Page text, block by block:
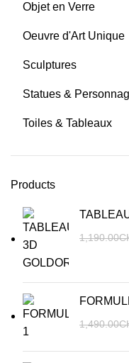
Objet en Verre
Oeuvre d'Art Unique
Sculptures
Statues &
Toiles & Tableaux
Products
1,190.00
1,490.00